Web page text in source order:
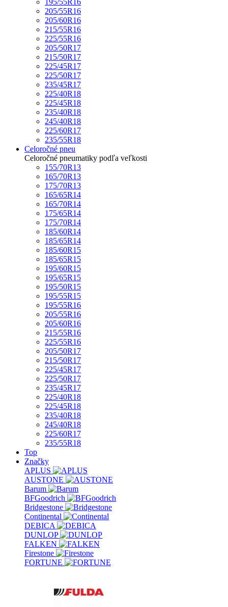
195/55R16
205/55R16
205/60R16
215/55R16
225/55R16
205/50R17
215/50R17
225/45R17
225/50R17
235/45R17
225/40R18
225/45R18
235/40R18
245/40R18
225/60R17
235/55R18
Celoročné pneu
Celoročné pneumatiky podľa veľkosti
155/70R13
165/70R13
175/70R13
165/65R14
165/70R14
175/65R14
175/70R14
185/60R14
185/65R14
185/60R15
185/65R15
195/60R15
195/65R15
195/50R15
195/55R15
195/55R16
205/55R16
205/60R16
215/55R16
225/55R16
205/50R17
215/50R17
225/45R17
225/50R17
235/45R17
225/40R18
225/45R18
235/40R18
245/40R18
225/60R17
235/55R18
Top
Značky
APLUS
AUSTONE
Barum
BFGoodrich
Bridgestone
Continental
DEBICA
DUNLOP
FALKEN
Firestone
FORTUNE